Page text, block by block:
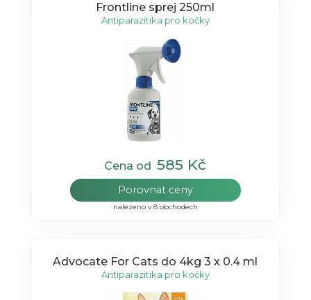
Frontline sprej 250ml
Antiparazitika pro kočky
Cena od585 Kč
Porovnat ceny
nalezeno v 8 obchodech
Advocate For Cats do 4kg 3 x 0.4 ml
Antiparazitika pro kočky